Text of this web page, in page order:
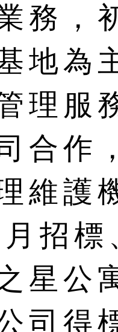
務，
地為
理服
合作
維護
招
星公
司得